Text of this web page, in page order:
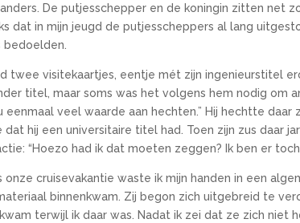
De putjesschepper en de koningin zitten net
dat in mijn jeugd de putjesscheppers al lang
bedoelden.
twee visitekaartjes, eentje mét zijn ingenieurstitel
titel, maar soms was het volgens hem nodig om
eenmaal veel waarde aan hechten.” Hij hechtte
dat hij een universitaire titel had. Toen zijn zus daar
“Hoezo had ik dat moeten zeggen? Ik ben er
onze cruisevakantie waste ik mijn handen in een
binnenkwam. Zij begon zich uitgebreid te
terwijl ik daar was. Nadat ik zei dat ze zich niet